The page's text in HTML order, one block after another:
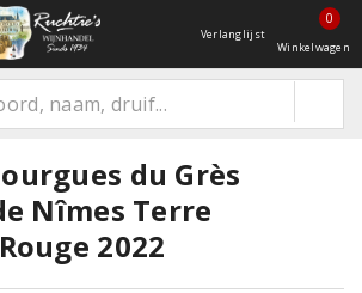
Verlanglijst
0
Winkelwagen
du Grès
Nîmes Terre
2022